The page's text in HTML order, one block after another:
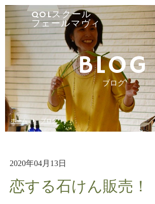
QOLスクール
フェールマヴィ
BLOG
ブログ
ホーム ブログ
2020年04月13日
恋する石けん販売！